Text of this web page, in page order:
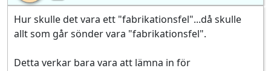
Hur skulle det vara ett "fabrikationsfel"...då skulle
allt som går sönder vara "fabrikationsfel".
Detta verkar bara vara att lämna in för